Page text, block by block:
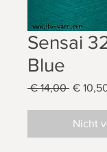
Sensai
Blue
€ 14,00 €
Nicht